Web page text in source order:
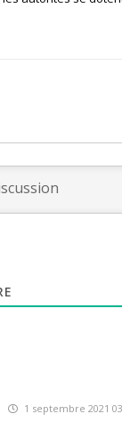
1 septembre 2021